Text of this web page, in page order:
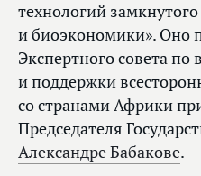
технологий
и биоэкономики». Оно
Экспертного совета по
и поддержки
со странами Африки
Председателя
Александре Бабакове.